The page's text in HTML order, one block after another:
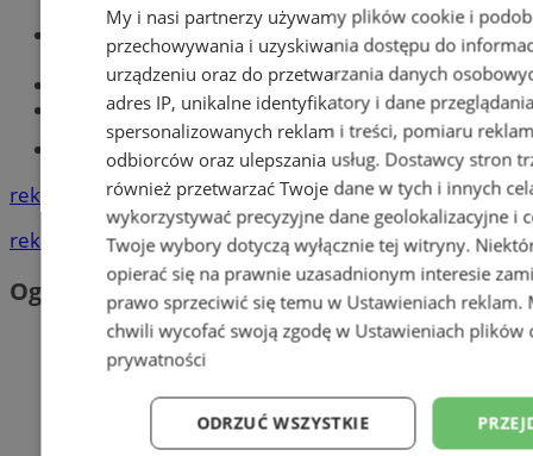
Optyk, okulista
Zabrze
Największy sklep z częściami online!
Książeczka sanepidowska
Tworzenie stron www -Zabrze
reklama
reklama
Ogłoszenia
My i nasi partnerzy używamy plików cookie i
przechowywania i uzyskiwania dostępu do
urządzeniu oraz do przetwarzania danych
adres IP, unikalne identyfikatory i dane
spersonalizowanych reklam i treści, pomiaru
odbiorców oraz ulepszania usług. Dostawcy stron
również przetwarzać Twoje dane w tych i innych
wykorzystywać precyzyjne dane geolokalizacyjne i
Twoje wybory dotyczą wyłącznie tej witryny.
opierać się na prawnie uzasadnionym interesie
prawo sprzeciwić się temu w Ustawieniach reklam.
chwili wycofać swoją zgodę w Ustawieniach plików
prywatności
ODRZUĆ WSZYSTKIE